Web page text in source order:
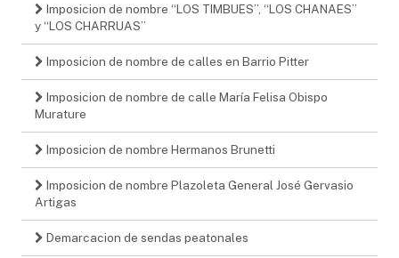
Imposicion de nombre “LOS TIMBUES”, “LOS CHANAES”
y “LOS CHARRUAS”
Imposicion de nombre de calles en Barrio Pitter
Imposicion de nombre de calle María Felisa Obispo
Murature
Imposicion de nombre Hermanos Brunetti
Imposicion de nombre Plazoleta General José Gervasio
Artigas
Demarcacion de sendas peatonales